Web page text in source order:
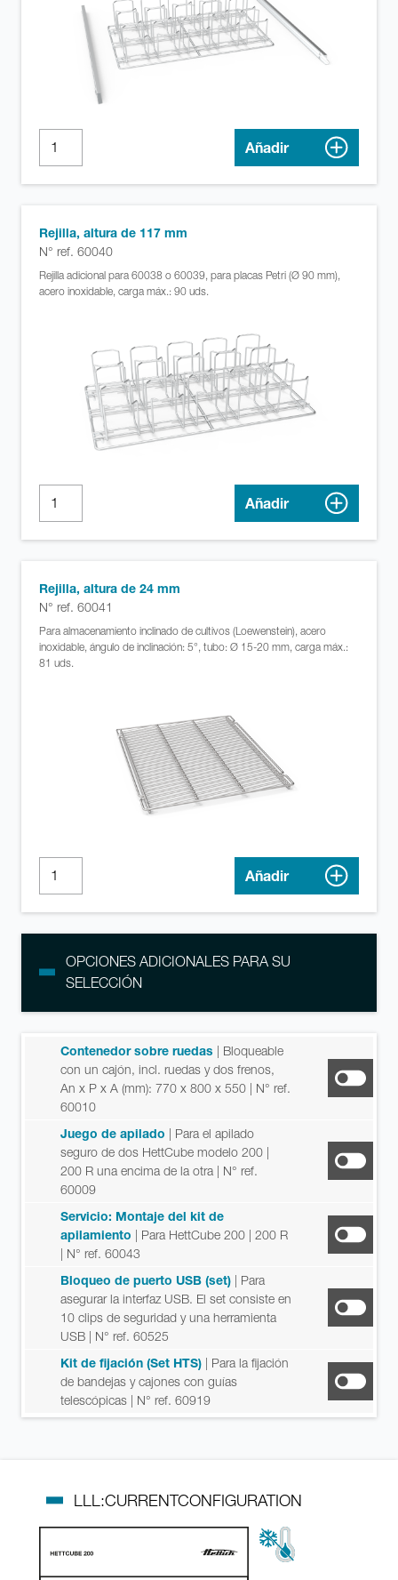
Añadir
Rejilla, altura de 117 mm
N° ref. 60040
Rejilla adicional para 60038 o 60039, para placas Petri (Ø 90 mm),
acero inoxidable, carga máx.: 90 uds.
Añadir
Rejilla, altura de 24 mm
N° ref. 60041
Para almacenamiento inclinado de cultivos (Loewenstein), acero
inoxidable, ángulo de inclinación: 5°, tubo: Ø 15-20 mm, carga máx.:
81 uds.
Añadir
OPCIONES ADICIONALES PARA SU
SELECCIÓN
Contenedor sobre ruedas | Bloqueable
con un cajón, incl. ruedas y dos frenos,
An x P x A (mm): 770 x 800 x 550 | N° ref.
60010
Juego de apilado | Para el apilado
seguro de dos HettCube modelo 200 |
200 R una encima de la otra | N° ref.
60009
Servicio: Montaje del kit de
apilamiento | Para HettCube 200 | 200 R
| N° ref. 60043
Bloqueo de puerto USB (set) | Para
asegurar la interfaz USB. El set consiste en
10 clips de seguridad y una herramienta
USB | N° ref. 60525
Kit de fijación (Set HTS) | Para la fijación
de bandejas y cajones con guías
telescópicas | N° ref. 60919
LLL:CURRENTCONFIGURATION